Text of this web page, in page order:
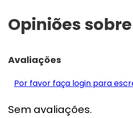
Opiniões
Avaliações
Por favor faça login para
Sem avaliações.